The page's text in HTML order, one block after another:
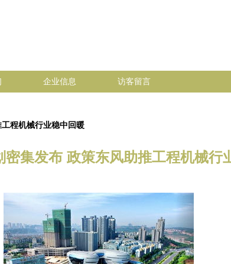
企业信息 访客留言
程机械行业稳中回暖
密集发布 政策东风助推工程机械行